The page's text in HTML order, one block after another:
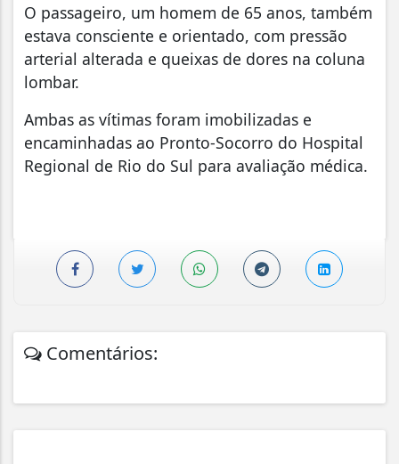
O passageiro, um homem de 65 anos, também
estava consciente e orientado, com pressão
arterial alterada e queixas de dores na coluna
lombar.
Ambas as vítimas foram imobilizadas e
encaminhadas ao Pronto-Socorro do Hospital
Regional de Rio do Sul para avaliação médica.
Comentários: